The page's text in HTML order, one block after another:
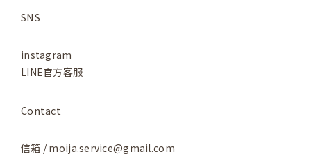
SNS
instagram
LINE官方客服
Contact
信箱 / moija.service@gmail.com